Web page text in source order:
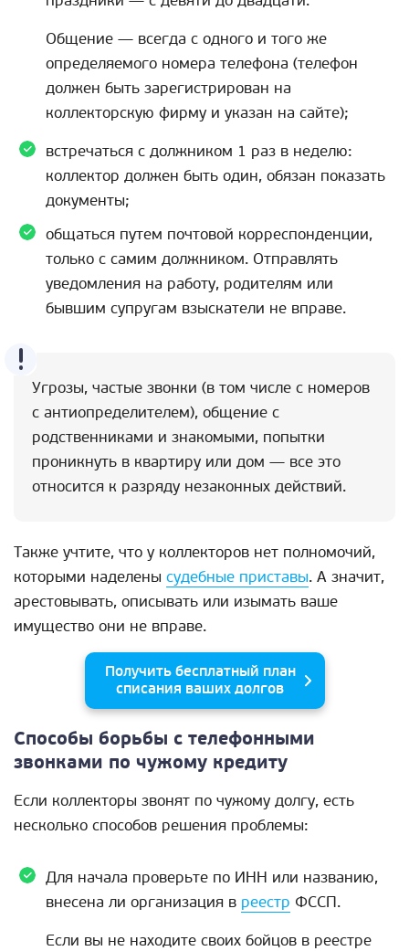
Общение — всегда с одного и того же
определяемого номера телефона (телефон
должен быть зарегистрирован на
коллекторскую фирму и указан на сайте);
встречаться с должником 1 раз в неделю:
коллектор должен быть один, обязан показать
документы;
общаться путем почтовой корреспонденции,
только с самим должником. Отправлять
уведомления на работу, родителям или
бывшим супругам взыскатели не вправе.
Угрозы, частые звонки (в том числе с номеров
с антиопределителем), общение с
родственниками и знакомыми, попытки
проникнуть в квартиру или дом — все это
относится к разряду незаконных действий.
Также учтите, что у коллекторов нет полномочий,
которыми наделены судебные приставы. А значит,
арестовывать, описывать или изымать ваше
имущество они не вправе.
Получить бесплатный план
списания ваших долгов
Способы борьбы с телефонными
звонками по чужому кредиту
Если коллекторы звонят по чужому долгу, есть
несколько способов решения проблемы:
Для начала проверьте по ИНН или названию,
внесена ли организация в реестр ФССП.
Если вы не находите своих бойцов в реестре